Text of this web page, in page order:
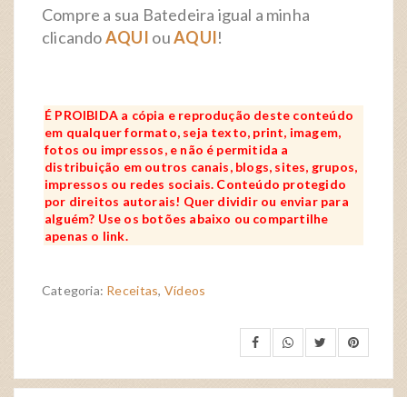
Compre a sua Batedeira igual a minha
clicandoAQUI ouAQUI!
É PROIBIDA a cópia e reprodução deste conteúdo
em qualquer formato, seja texto, print, imagem,
fotos ou impressos, e não é permitida a
distribuição em outros canais, blogs, sites, grupos,
impressos ou redes sociais. Conteúdo protegido
por direitos autorais! Quer dividir ou enviar para
alguém? Use os botões abaixo ou compartilhe
apenas o link.
Categoria: Receitas, Vídeos